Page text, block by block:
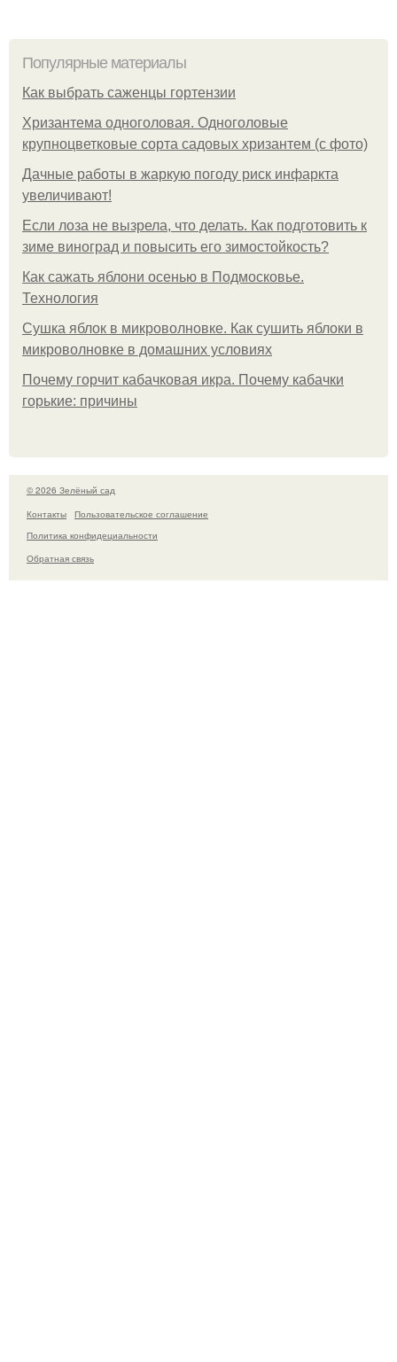
Популярные материалы
Как выбрать саженцы гортензии
Хризантема одноголовая. Одноголовые
крупноцветковые сорта садовых хризантем (с фото)
Дачные работы в жаркую погоду риск инфаркта
увеличивают!
Если лоза не вызрела, что делать. Как подготовить к
зиме виноград и повысить его зимостойкость?
Как сажать яблони осенью в Подмосковье.
Технология
Сушка яблок в микроволновке. Как сушить яблоки в
микроволновке в домашних условиях
Почему горчит кабачковая икра. Почему кабачки
горькие: причины
© 2026 Зелёный сад
Контакты
Пользовательское соглашение
Политика конфидециальности
Обратная связь